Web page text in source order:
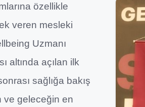
özellikle
veren mesleki
Uzmanı
altında açılan ilk
sağlığa bakış
ve geleceğin en